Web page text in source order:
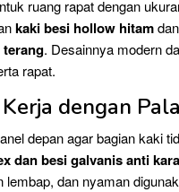
ruang rapat dengan
kaki besi hollow hitamdan
terang. Desainnya modern
rapat.
dengan
depan agar bagian kaki
dan besi galvanis anti
lembap, dan nyaman